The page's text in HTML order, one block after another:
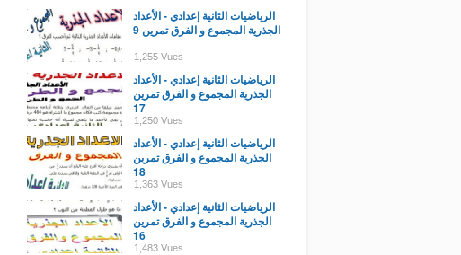
الرياضيات الثانية إعدادي - الأعداد
الجذرية المجموع و الفرق تمرين 9
1,255 Vues
الرياضيات الثانية إعدادي - الأعداد
الجذرية المجموع و الفرق تمرين
17
1,250 Vues
الرياضيات الثانية إعدادي - الأعداد
الجذرية المجموع و الفرق تمرين
18
1,363 Vues
الرياضيات الثانية إعدادي - الأعداد
الجذرية المجموع و الفرق تمرين
16
1,483 Vues